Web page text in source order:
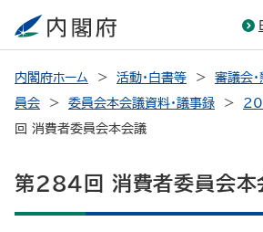
内閣府ホーム 活動・白書等 審議会
員会
委員会本会議資料・議事録
回 消費者委員会本会議
第284回 消費者委員会本